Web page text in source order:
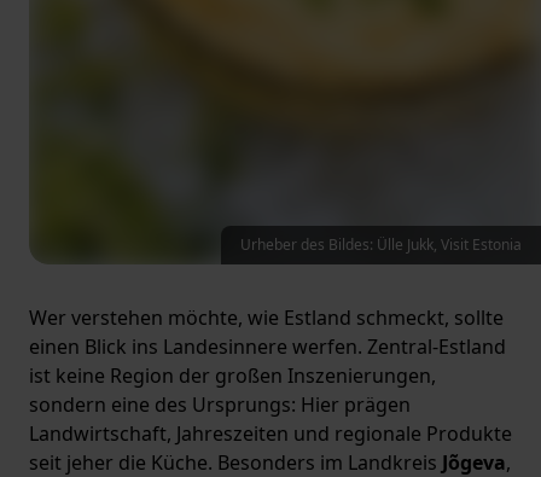
Wer verstehen möchte, wie Estland schmeckt, sollte
einen Blick ins Landesinnere werfen. Zentral-Estland
ist keine Region der großen Inszenierungen,
sondern eine des Ursprungs: Hier prägen
Landwirtschaft, Jahreszeiten und regionale Produkte
seit jeher die Küche. Besonders im Landkreis Jõgeva,
Urheber des Bildes: Ülle Jukk, Visit Estonia